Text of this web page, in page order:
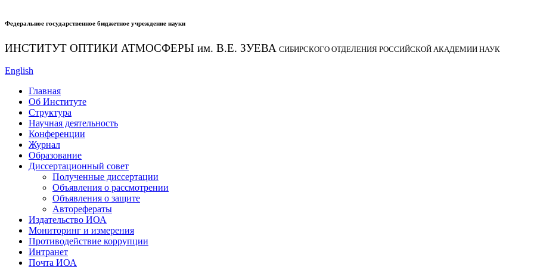
Федеральное государственное бюджетное учреждение науки
ИНСТИТУТ ОПТИКИ АТМОСФЕРЫ им. В.Е. ЗУЕВА СИБИРСКОГО ОТДЕЛЕНИЯ РОССИЙСКОЙ АКАДЕМИИ НАУК
English
Главная
Об Институте
Структура
Научная деятельность
Конференции
Журнал
Образование
Диссертационный совет
Полученные диссертации
Объявления о рассмотрении
Объявления о защите
Авторефераты
Издательство ИОА
Мониторинг и измерения
Противодействие коррупции
Интранет
Почта ИОА